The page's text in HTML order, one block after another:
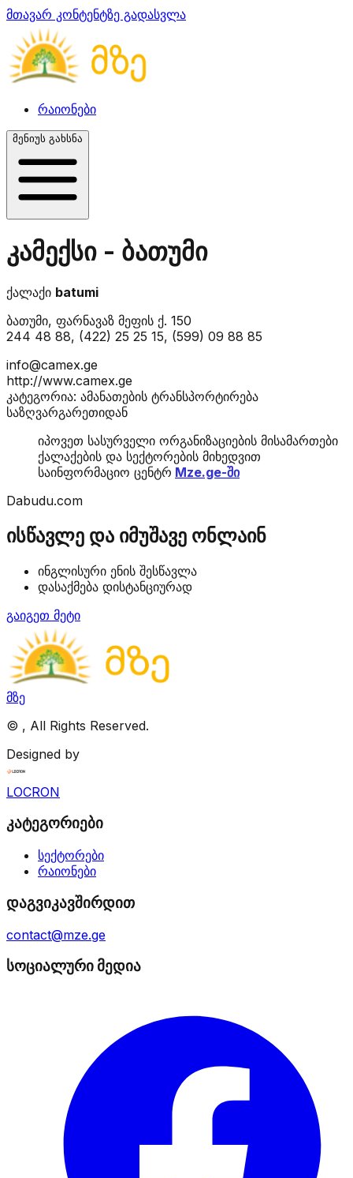
მთავარ კონტენტზე გადასვლა
რაიონები
მენიუს გახსნა
კამექსი - ბათუმი
ქალაქი batumi
ბათუმი, ფარნავაზ მეფის ქ. 150
244 48 88, (422) 25 25 15, (599) 09 88 85
info@camex.ge
http://www.camex.ge
კატეგორია: ამანათების ტრანსპორტირება
საზღვარგარეთიდან
იპოვეთ სასურველი ორგანიზაციების მისამართები
ქალაქების და სექტორების მიხედვით
საინფორმაციო ცენტრ Mze.ge-ში
Dabudu.com
ისწავლე და იმუშავე ონლაინ
ინგლისური ენის შესწავლა
დასაქმება დისტანციურად
გაიგეთ მეტი
მზე
© , All Rights Reserved.
Designed by
LOCRON
კატეგორიები
სექტორები
რაიონები
დაგვიკავშირდით
contact@mze.ge
სოციალური მედია